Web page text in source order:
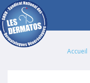
Accueil